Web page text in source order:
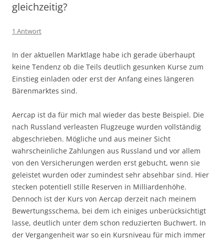
gleichzeitig?
1 Antwort
In der aktuellen Marktlage habe ich gerade überhaupt
keine Tendenz ob die Teils deutlich gesunken Kurse zum
Einstieg einladen oder erst der Anfang eines längeren
Bärenmarktes sind.
Aercap ist da für mich mal wieder das beste Beispiel. Die
nach Russland verleasten Flugzeuge wurden vollständig
abgeschrieben. Mögliche und aus meiner Sicht
wahrscheinliche Zahlungen aus Russland und vor allem
von den Versicherungen werden erst gebucht, wenn sie
geleistet wurden oder zumindest sehr absehbar sind. Hier
stecken potentiell stille Reserven in Milliardenhöhe.
Dennoch ist der Kurs von Aercap derzeit nach meinem
Bewertungsschema, bei dem ich einiges unberücksichtigt
lasse, deutlich unter dem schon reduzierten Buchwert. In
der Vergangenheit war so ein Kursniveau für mich immer